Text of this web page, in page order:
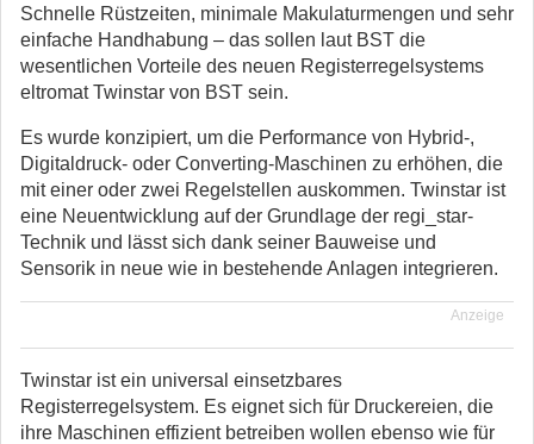
Schnelle Rüstzeiten, minimale Makulaturmengen und sehr
einfache Handhabung – das sollen laut BST die
wesentlichen Vorteile des neuen Registerregelsystems
eltromat Twinstar von BST sein.
Es wurde konzipiert, um die Performance von Hybrid-,
Digitaldruck- oder Converting-Maschinen zu erhöhen, die
mit einer oder zwei Regelstellen auskommen. Twinstar ist
eine Neuentwicklung auf der Grundlage der regi_star-
Technik und lässt sich dank seiner Bauweise und
Sensorik in neue wie in bestehende Anlagen integrieren.
Anzeige
Twinstar ist ein universal einsetzbares
Registerregelsystem. Es eignet sich für Druckereien, die
ihre Maschinen effizient betreiben wollen ebenso wie für